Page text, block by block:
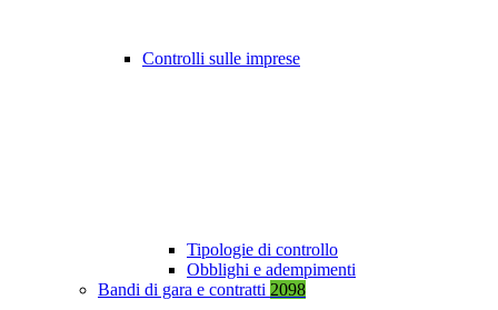
Controlli sulle imprese
Tipologie di controllo
Obblighi e adempimenti
Bandi di gara e contratti 2098